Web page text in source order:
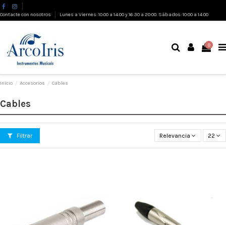
Contacte con nosotros Lunes a Viernes: 10:00 a 14:00 y 16:30 a 20:00. Sábados: 10:00 a 14:00
0
Inicio Accesorios Cables
Cables
Filtrar Relevancia 22